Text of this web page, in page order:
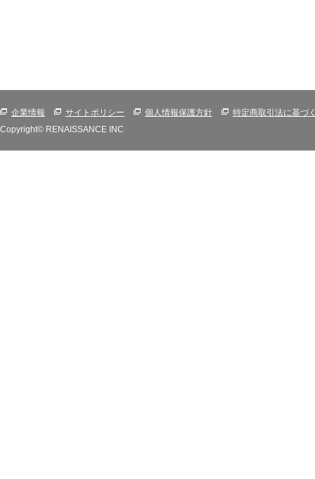
企業情報 サイトポリシー 個人情報保護方針
特定商取引法に基づ
Copyright© RENAISSANCE INC